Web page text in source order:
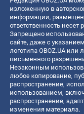
изложенную в
информации,
ответственность несет
Запрещено
сайте, даже с
логотипа OBOZ.UA или
письменного
Незаконным
любое копирование,
распространение,
использованием,
распространение,
изменения материала.